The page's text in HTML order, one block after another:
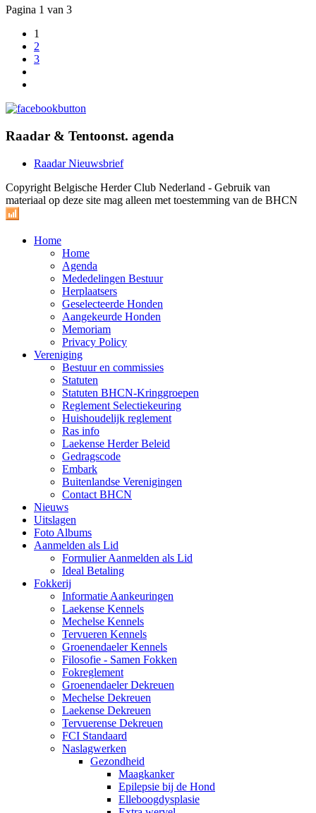
Pagina 1 van 3
1
2
3
Raadar & Tentoonst. agenda
Raadar Nieuwsbrief
Copyright Belgische Herder Club Nederland - Gebruik van
materiaal op deze site mag alleen met toestemming van de BHCN
Home
Home
Agenda
Mededelingen Bestuur
Herplaatsers
Geselecteerde Honden
Aangekeurde Honden
Memoriam
Privacy Policy
Vereniging
Bestuur en commissies
Statuten
Statuten BHCN-Kringgroepen
Reglement Selectiekeuring
Huishoudelijk reglement
Ras info
Laekense Herder Beleid
Gedragscode
Embark
Buitenlandse Verenigingen
Contact BHCN
Nieuws
Uitslagen
Foto Albums
Aanmelden als Lid
Formulier Aanmelden als Lid
Ideal Betaling
Fokkerij
Informatie Aankeuringen
Laekense Kennels
Mechelse Kennels
Tervueren Kennels
Groenendaeler Kennels
Filosofie - Samen Fokken
Fokreglement
Groenendaeler Dekreuen
Mechelse Dekreuen
Laekense Dekreuen
Tervuerense Dekreuen
FCI Standaard
Naslagwerken
Gezondheid
Maagkanker
Epilepsie bij de Hond
Elleboogdysplasie